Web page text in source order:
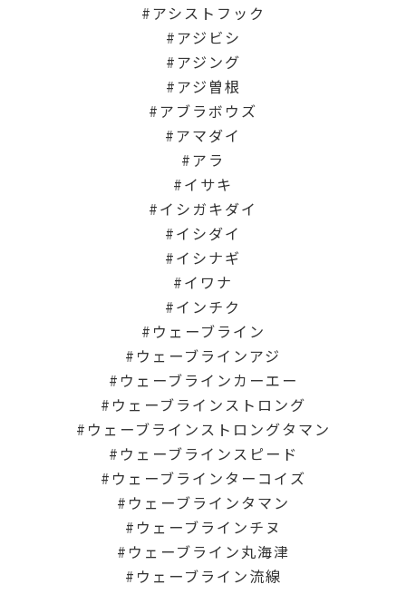
アシストフック
アジビシ
アジング
アジ曽根
アブラボウズ
アマダイ
アラ
イサキ
イシガキダイ
イシダイ
イシナギ
イワナ
インチク
ウェーブライン
ウェーブラインアジ
ウェーブラインカーエー
ウェーブラインストロング
ウェーブラインストロングタマン
ウェーブラインスピード
ウェーブラインターコイズ
ウェーブラインタマン
ウェーブラインチヌ
ウェーブライン丸海津
ウェーブライン流線